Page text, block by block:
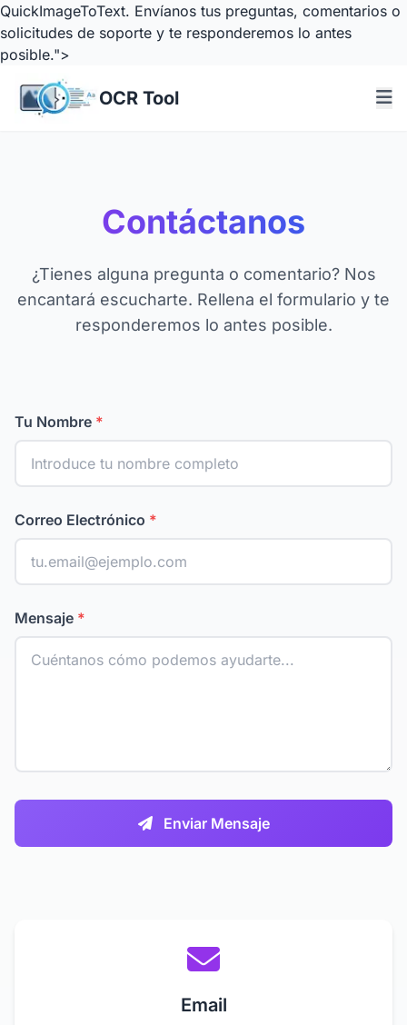
QuickImageToText. Envíanos tus preguntas, comentarios o
solicitudes de soporte y te responderemos lo antes
posible.">
OCR Tool
Contáctanos
¿Tienes alguna pregunta o comentario? Nos
encantará escucharte. Rellena el formulario y te
responderemos lo antes posible.
Tu Nombre *
Correo Electrónico *
Mensaje *
Enviar Mensaje
Email